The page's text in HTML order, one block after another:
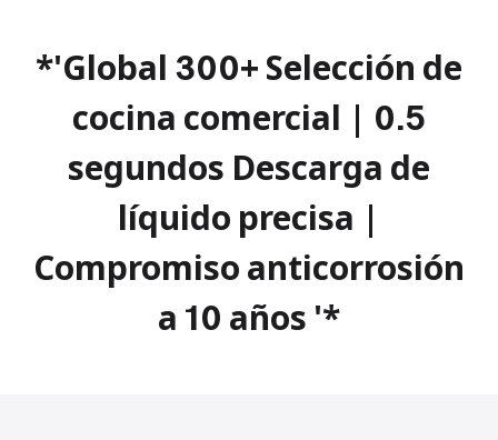
*'Global 300+ Selección de
cocina comercial | 0.5
segundos Descarga de
líquido precisa |
Compromiso anticorrosión
a 10 años '*